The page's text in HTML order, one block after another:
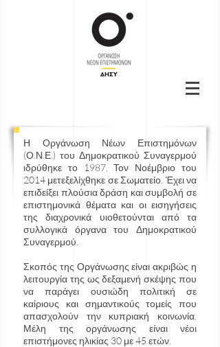
Η Οργάνωση Νέων Επιστημόνων
(Ο.Ν.Ε.) του Δημοκρατικού Συναγερμού
ιδρύθηκε το 1987. Τον Νοέμβριο του
2014 μετεξελίχθηκε σε Σωματείο. Έχει να
επιδείξει πλούσια δράση και συμβολή σε
επιστημονικά θέματα και οι εισηγήσεις
της διαχρονικά υιοθετούνται από τα
συλλογικά όργανα του Δημοκρατικού
Συναγερμού.
Σκοπός της Οργάνωσης είναι ακριβώς η
λειτουργία της ως δεξαμενή σκέψης που
να παράγει ουσιώδη πολιτική σε
καίριους και σημαντικούς τομείς που
απασχολούν την κυπριακή κοινωνία.
Μέλη της οργάνωσης είναι νέοι
επιστήμονες ηλικίας 30 με 45 ετών.